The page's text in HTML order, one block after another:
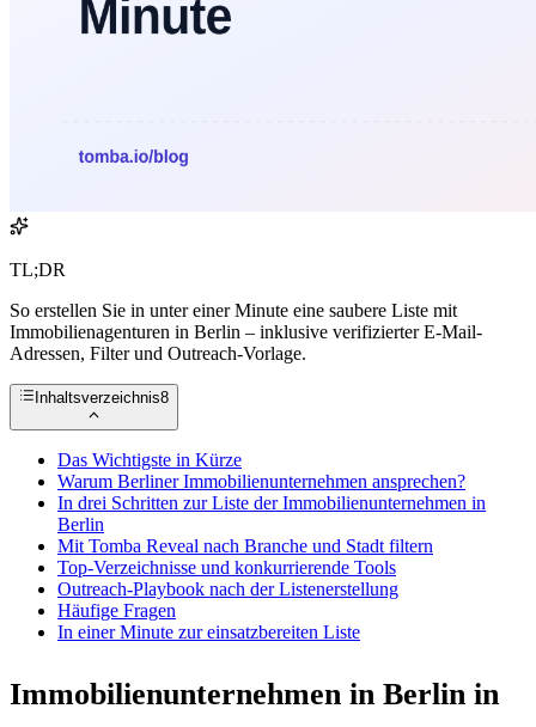
TL;DR
So erstellen Sie in unter einer Minute eine saubere Liste mit
Immobilienagenturen in Berlin – inklusive verifizierter E-Mail-
Adressen, Filter und Outreach-Vorlage.
Inhaltsverzeichnis8
Das Wichtigste in Kürze
Warum Berliner Immobilienunternehmen ansprechen?
In drei Schritten zur Liste der Immobilienunternehmen in
Berlin
Mit Tomba Reveal nach Branche und Stadt filtern
Top-Verzeichnisse und konkurrierende Tools
Outreach-Playbook nach der Listenerstellung
Häufige Fragen
In einer Minute zur einsatzbereiten Liste
Immobilienunternehmen in Berlin in